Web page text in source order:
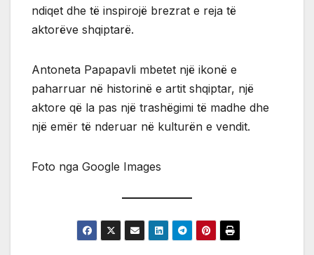
ndiqet dhe të inspirojë brezrat e reja të
aktorëve shqiptarë.
Antoneta Papapavli mbetet një ikonë e
paharruar në historinë e artit shqiptar, një
aktore që la pas një trashëgimi të madhe dhe
një emër të nderuar në kulturën e vendit.
Foto nga Google Images